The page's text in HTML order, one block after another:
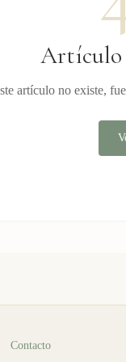
Artículo
artículo no existe,
Contacto